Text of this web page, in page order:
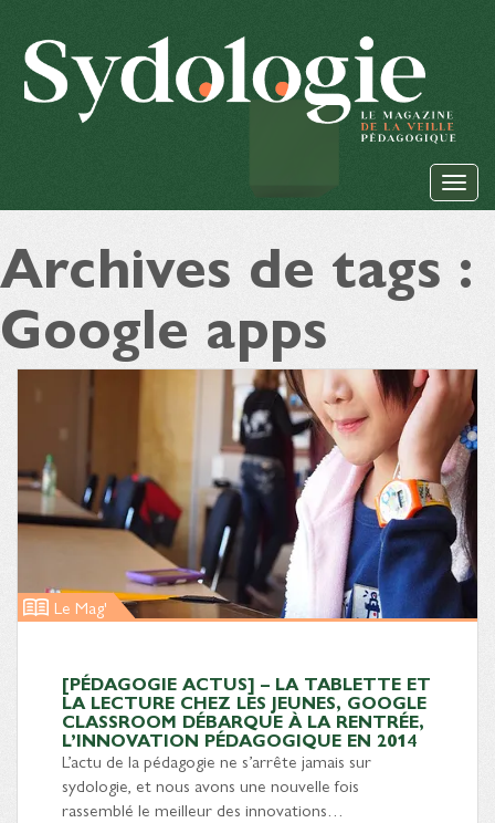
Archives de tags :
Google apps
Le Mag'
[PÉDAGOGIE ACTUS] – LA TABLETTE ET
LA LECTURE CHEZ LES JEUNES, GOOGLE
CLASSROOM DÉBARQUE À LA RENTRÉE,
L’INNOVATION PÉDAGOGIQUE EN 2014
L’actu de la pédagogie ne s’arrête jamais sur
sydologie, et nous avons une nouvelle fois
rassemblé le meilleur des innovations…